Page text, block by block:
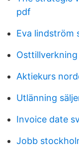
pdf
Eva lindström
Aktiekurs
Utlänning
Invoice date
Jobb